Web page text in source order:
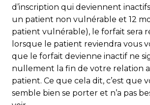
d’inscription qui deviennent
un patient non vulnérable et 12
patient vulnérable), le forfait sera
lorsque le patient reviendra vous
que le forfait devienne inactif ne
nullement la fin de votre relation
patient. Ce que cela dit, c’est que
semble bien se porter et n’a pas